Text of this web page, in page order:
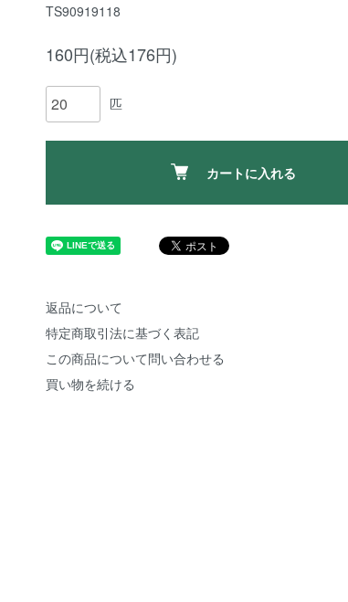
TS90919118
160円(税込176円)
匹
カートに入れる
返品について
特定商取引法に基づく表記
この商品について問い合わせる
買い物を続ける